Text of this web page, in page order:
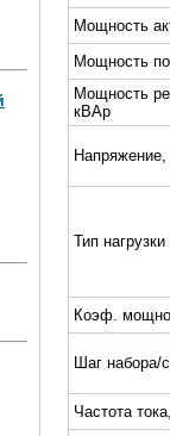
Мощность
Мощность
Мощность
кВАр
Тип нагрузки
Коэф.
Шаг набора/
Частота